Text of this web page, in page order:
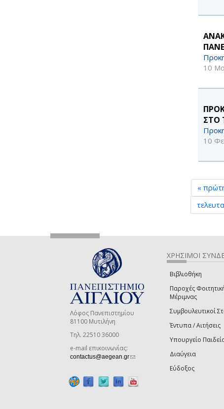
10
ΣΤΟ
10
«
Λόφος Πανεπιστημίου
81100 Μυτιλήνη
Τηλ. 22510 36000
e-mail επικοινωνίας:
contactus@aegean.gr(link sends e-mail)
ΧΡΗΣΙΜΟΙ
Βιβλιοθήκη
Παροχές
Μέριμνας
Συμβουλευτικοί
Έντυπα / Αιτήσεις
Υπουργείο
Διαύγεια
Εύδοξος